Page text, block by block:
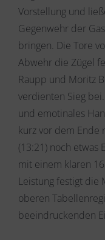
Vorstellung und
Gegenwehr der
bringen. Die Tore
Abwehr die Zügel
Raupp und Moritz
verdienten Sieg
und emotinales
kurz vor dem Ende
(13:21) noch etwas
mit einem klaren
Leistung festigt die
oberen
beeindruckenden